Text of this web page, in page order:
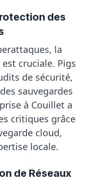
des
la
cruciale. Pigs
de sécurité,
sauvegardes
à Couillet a
critiques grâce
cloud,
locale.
de Réseaux